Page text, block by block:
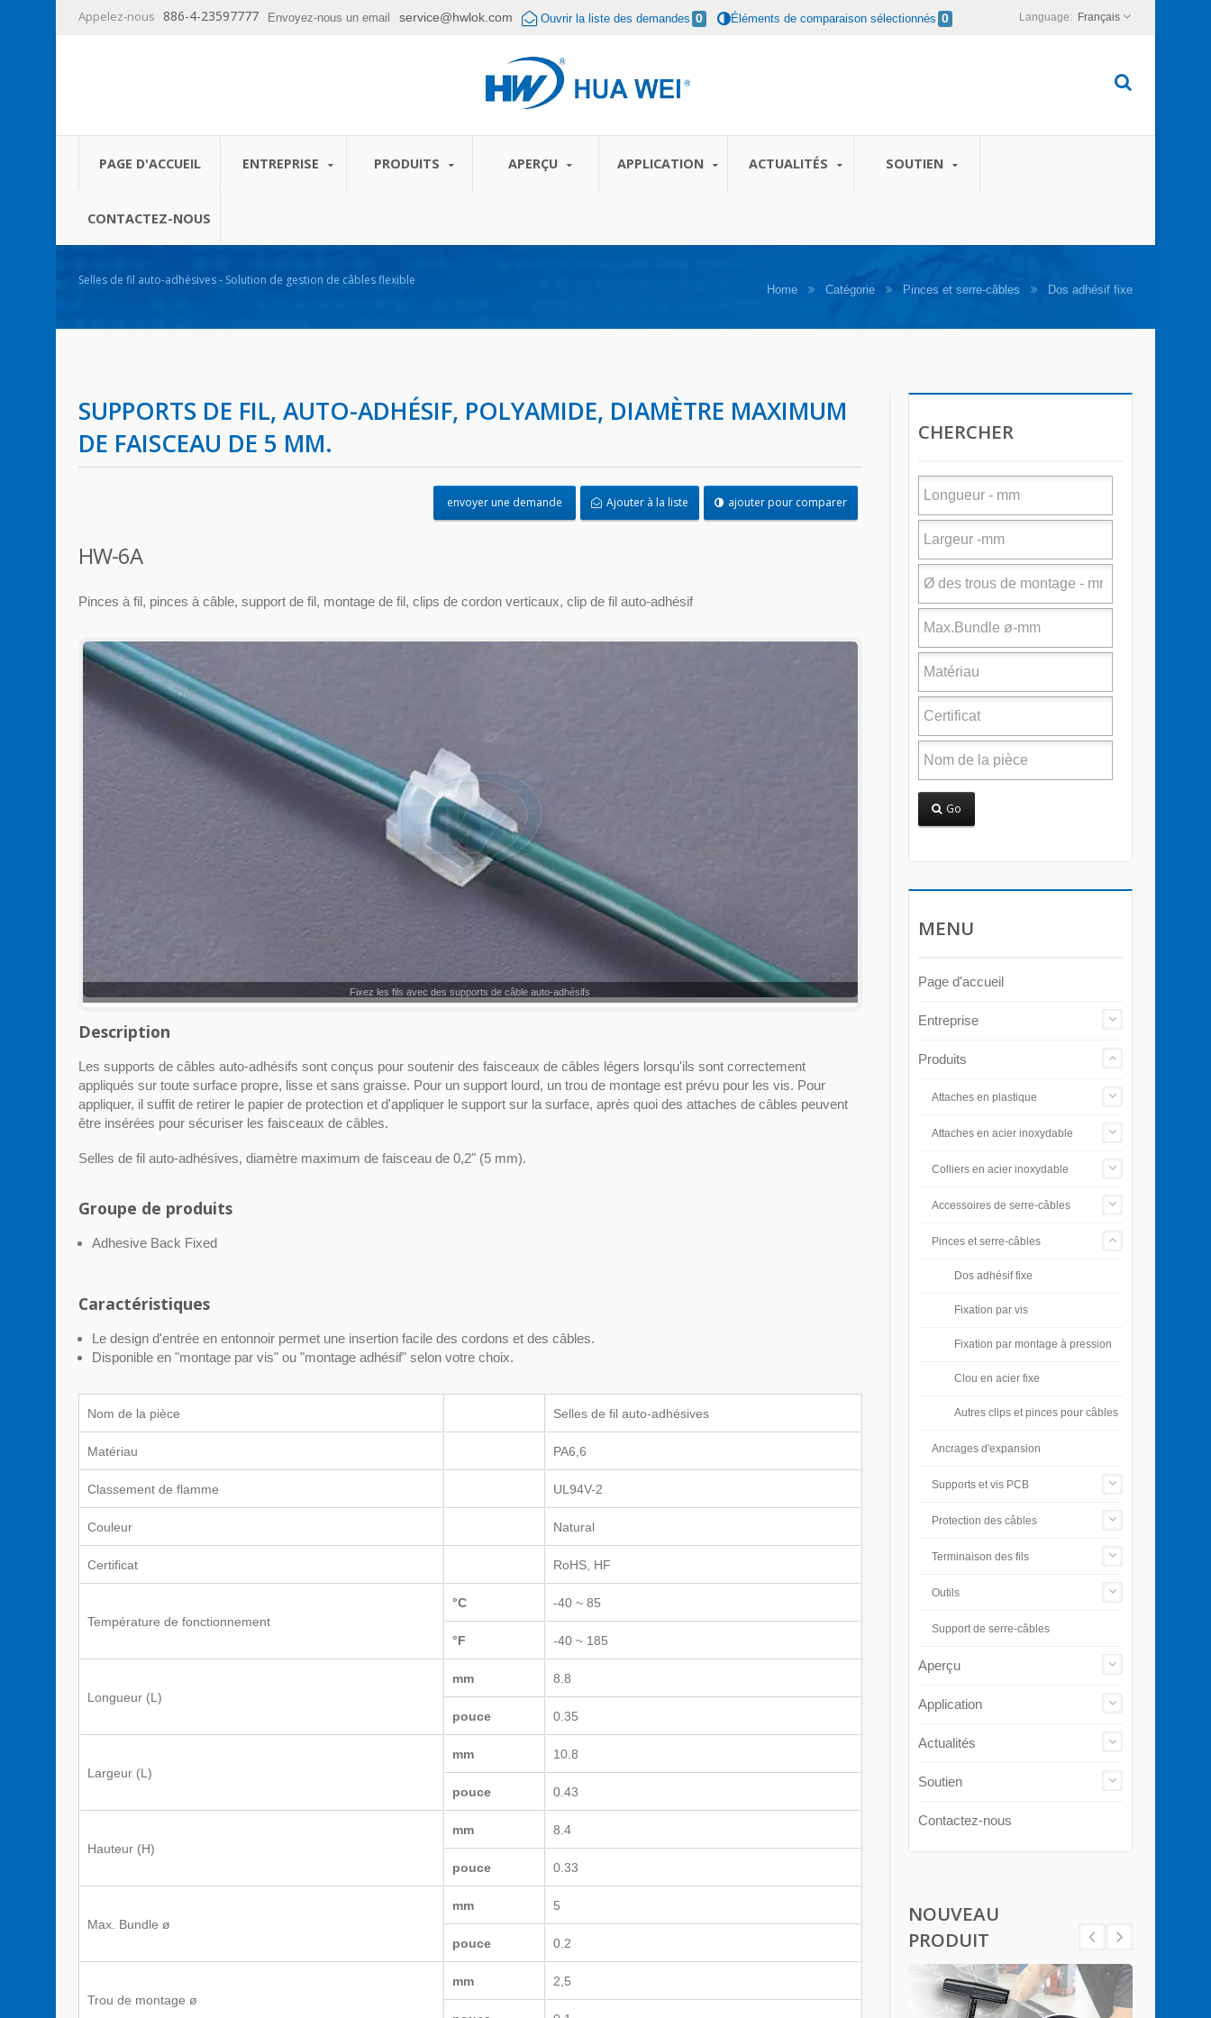
Appelez-nous 886-4-23597777 Envoyez-nous un email service@hwlok.com Ouvrir la liste des demandes 0 Éléments de comparaison sélectionnés 0 Français
PAGE D'ACCUEIL ENTREPRISE PRODUITS APERÇU APPLICATION ACTUALITÉS SOUTIEN
CONTACTEZ-NOUS
Selles de fil auto-adhésives - Solution de gestion de câbles flexible
Home Catégorie Pinces et serre-câbles Dos adhésif fixe
SUPPORTS DE FIL, AUTO-ADHÉSIF, POLYAMIDE, DIAMÈTRE MAXIMUM
DE FAISCEAU DE 5 MM.
envoyer une demande Ajouter à la liste ajouter pour comparer
HW-6A
Pinces à fil, pinces à câble, support de fil, montage de fil, clips de cordon verticaux, clip de fil auto-adhésif
Fixez les fils avec des supports de câble auto-adhésifs
Description
Les supports de câbles auto-adhésifs sont conçus pour soutenir des faisceaux de câbles légers lorsqu'ils sont correctement
appliqués sur toute surface propre, lisse et sans graisse. Pour un support lourd, un trou de montage est prévu pour les vis. Pour
appliquer, il suffit de retirer le papier de protection et d'appliquer le support sur la surface, après quoi des attaches de câbles peuvent
être insérées pour sécuriser les faisceaux de câbles.
Selles de fil auto-adhésives, diamètre maximum de faisceau de 0,2" (5 mm).
Groupe de produits
Adhesive Back Fixed
Caractéristiques
Le design d'entrée en entonnoir permet une insertion facile des cordons et des câbles.
Disponible en "montage par vis" ou "montage adhésif" selon votre choix.
Nom de la pièce Selles de fil auto-adhésives
Matériau PA6,6
Classement de flamme UL94V-2
Couleur Natural
Certificat RoHS, HF
Température de fonctionnement
°C -40 ~ 85
°F -40 ~ 185
Longueur (L)
mm 8.8
pouce 0.35
Largeur (L)
mm 10.8
pouce 0.43
Hauteur (H)
mm 8.4
pouce 0.33
Max. Bundle ø
mm 5
pouce 0.2
Trou de montage ø
mm 2,5
CHERCHER
Go
MENU
Page d'accueil
Entreprise
Produits
Attaches en plastique
Attaches en acier inoxydable
Colliers en acier inoxydable
Accessoires de serre-câbles
Pinces et serre-câbles
Dos adhésif fixe
Fixation par vis
Fixation par montage à pression
Clou en acier fixe
Autres clips et pinces pour câbles
Ancrages d'expansion
Supports et vis PCB
Protection des câbles
Terminaison des fils
Outils
Support de serre-câbles
Aperçu
Application
Actualités
Soutien
Contactez-nous
NOUVEAU
PRODUIT